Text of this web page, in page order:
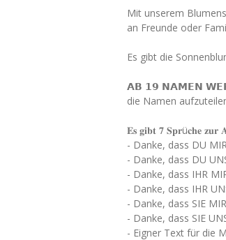
Mit unserem
an Freunde oder
Es gibt die
𝗔𝗕 𝟭𝟵 𝗡𝗔𝗠𝗘𝗡
die Namen
𝐄𝐬 𝐠𝐢𝐛𝐭 𝟕 𝐒𝐩𝐫ü𝐜𝐡𝐞 𝐳𝐮𝐫
- Danke, dass DU
- Danke, dass DU
- Danke, dass IHR
- Danke, dass IHR
- Danke, dass SIE
- Danke, dass SIE
- Eigner Text für die